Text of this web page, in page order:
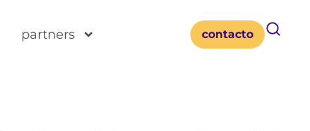
partners contacto